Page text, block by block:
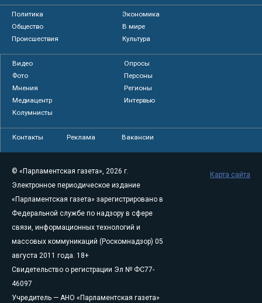
Политика
Экономика
Общество
В мире
Происшествия
Культура
Видео
Опросы
Фото
Персоны
Мнения
Регионы
Медиацентр
Интервью
Колумнисты
Контакты Реклама Вакансии
© «Парламентская газета», 2026 г.
Электронное периодическое издание
«Парламентская газета» зарегистрировано в
Федеральной службе по надзору в сфере
связи, информационных технологий и
массовых коммуникаций (Роскомнадзор) 05
августа 2011 года. 18+
Свидетельство о регистрации Эл № ФС77-
46097
Учредитель — АНО «Парламентская газета»
Карта сайта